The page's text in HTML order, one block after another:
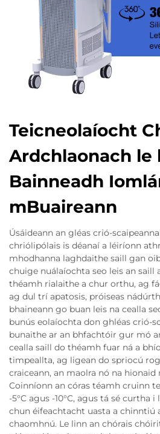
Teicneolaíocht
Ardchlaonach le
Bainneadh
mBuaireann
Úsáideann an gléas crió-
chriólipólais is déanaí a léiríonn
mhodhanna laghdaithe saill gan
chuige nuálaíochta seo leis an saill
théamh rialaithe a chur orthu, ag
ag dul trí apatosis, próiseas
bhaineann go buan leis na cealla
bunús eolaíochta don ghléas crió-
bunaithe ar an bhfachtóir gur mó
cealla saill do théamh fuar ná a
timpeallta, ag ligean do spriocú
craiceann, an maolra nó na hionaid
Coinníonn an córas téamh cruinn
-5°C agus -10°C, agus tá sé curtha
chun éifeachtacht uasta a chinntiú
chaomhnú. Le linn an chórais